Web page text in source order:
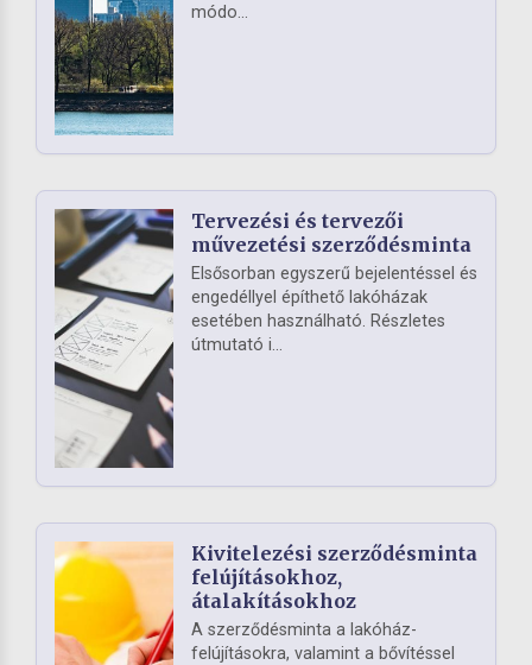
módo...
Tervezési és tervezői
művezetési szerződésminta
Elsősorban egyszerű bejelentéssel és
engedéllyel építhető lakóházak
esetében használható. Részletes
útmutató i...
Kivitelezési szerződésminta
felújításokhoz,
átalakításokhoz
A szerződésminta a lakóház-
felújításokra, valamint a bővítéssel